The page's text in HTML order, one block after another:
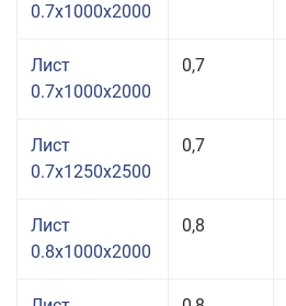
0.7x1000x2000
Лист
0.7x1000x2000
0,7
Лист
0.7x1250x2500
0,7
Лист
0.8x1000x2000
0,8